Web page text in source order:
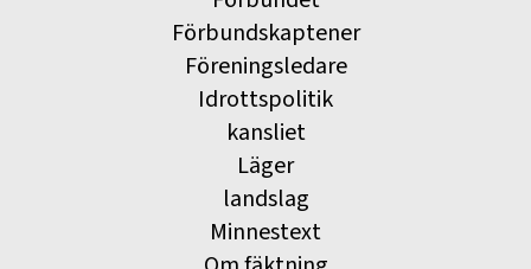
Förbundskaptener
Föreningsledare
Idrottspolitik
kansliet
Läger
landslag
Minnestext